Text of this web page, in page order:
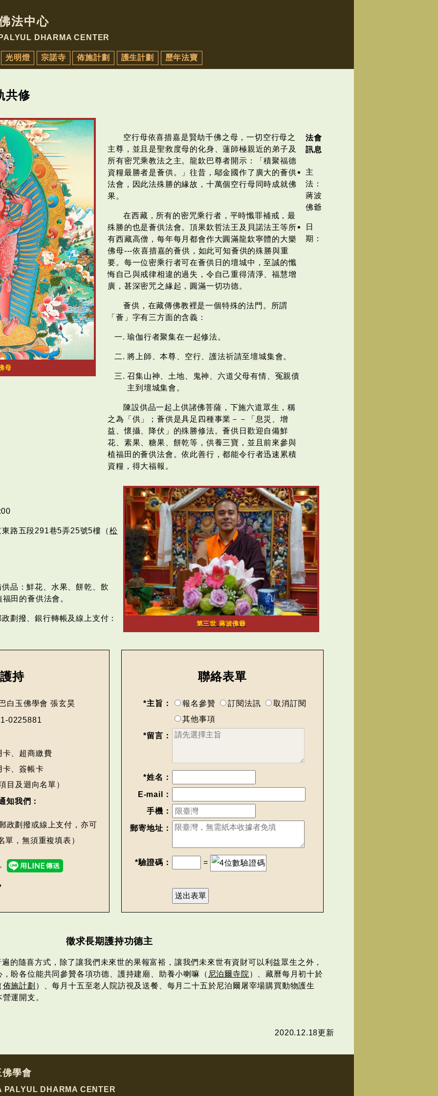
法中心
DHARMA CENTER
光明燈 宗諾寺 佈施計劃 護生計劃 歷年法寶
共修
母
空行母依喜措嘉是賢劫千佛之母，一切空行母之
主尊，並且是聖救度母的化身、蓮師極親近的弟子及
所有密咒乘教法之主。龍欽巴尊者開示：「積聚福德
資糧最勝者是薈供。」往昔，鄔金國作了廣大的薈供
法會，因此法殊勝的緣故，十萬個空行母同時成就佛
果。
在西藏，所有的密咒乘行者，平時懺罪補戒，最
殊勝的也是薈供法會。頂果欽哲法王及貝諾法王等所
有西藏高僧，每年每月都會作大圓滿龍欽寧體的大樂
佛母---依喜措嘉的薈供，如此可知薈供的殊勝與重
要。每一位密乘行者可在薈供日的壇城中，至誠的懺
悔自己與戒律相違的過失，令自己重得清淨、福慧增
廣，甚深密咒之緣起，圓滿一切功德。
薈供，在藏傳佛教裡是一個特殊的法門。所謂
「薈」字有三方面的含義：
瑜伽行者聚集在一起修法。
將上師、本尊、空行、護法祈請至壇城集會。
召集山神、土地、鬼神、六道父母有情、冤親債
主到壇城集會。
陳設供品一起上供諸佛菩薩，下施六道眾生，稱
之為「供」；薈供是具足四種事業－－「息災、增
益、懷攝、降伏」的殊勝修法。薈供日歡迎自備鮮
花、素果、糖果、餅乾等，供養三寶，並且前來參與
植福田的薈供法會。依此善行，都能令行者迅速累積
資糧，得大福報。
法會
訊息
第三世 蔣波佛爺
主
法：
蔣波
佛爺
日
期：
路五段291巷5弄25號5樓（松
品：鮮花、水果、餅乾、飲
田的薈供法會。
劃撥、銀行轉帳及線上支付：
持
白玉佛學會 張玄昊
0225881
、超商繳費
、簽帳卡
目及迴向名單）
知我們：
政劃撥或線上支付，亦可
單，無須重複填表）
聯絡表單
*主旨： 報名參贊 訂閱法訊
取消訂閱
其他事項
*留言：
*姓名：
E-mail：
手機：
郵寄地址：
*驗證碼： =
徵求長期護持功德主
的隨喜方式，除了讓我們未來世的果報富裕，讓我們未來世有資財可以利益眾生之外，
盼各位能共同參贊各項功德、護持建廟、助養小喇嘛（ 尼泊爾寺院 ）、藏曆每月初十於
佈施計劃 ）、每月十五至老人院訪視及送餐、每月二十五於尼泊爾屠宰場購買動物護生
運開支。
2020.12.18更新
佛學會
PALYUL DHARMA CENTER